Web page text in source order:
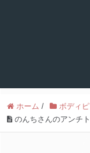
ホーム / ボディ
のんちさんのアンチ